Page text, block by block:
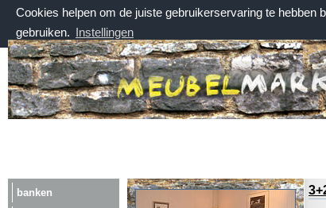
Cookies helpen om de juiste gebruikerservaring te
gebruiken. Instellingen
donderdag 6 augustus 2026, 05:22 uur
Welkom bij Meubelmarktplein.nl
banken